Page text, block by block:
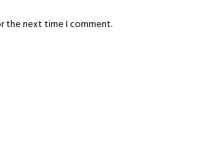
the next time I comment.